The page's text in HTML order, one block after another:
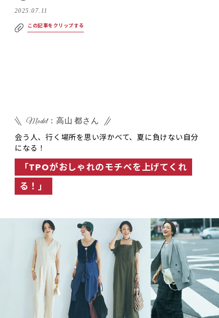
2025.07.11
この記事をクリップする
Model：高山 都さん
会う人、行く場所を思い浮かべて、夏に負けない自分
になる！
「TPOがおしゃれのモチベを上げてくれ
る！」